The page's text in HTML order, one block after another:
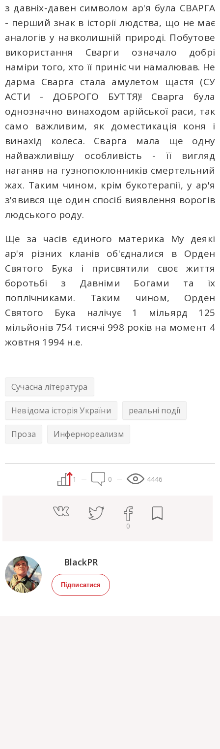
з давніх-давен символом ар'я була СВАРГА
- перший знак в історії людства, що не має
аналогів у навколишній природі. Побутове
використання Сварги означало добрі
наміри того, хто її приніс чи намалював. Не
дарма Сварга стала амулетом щастя (СУ
АСТИ - ДОБРОГО БУТТЯ)! Сварга була
однозначно винаходом арійської раси, так
само важливим, як доместикація коня і
винахід колеса. Сварга мала ще одну
найважливішу особливість - її вигляд
наганяв на гузнопоклонників смертельний
жах. Таким чином, крім букотерапії, у ар'я
з'явився ще один спосіб виявлення ворогів
людського роду.
Ще за часів єдиного материка Му деякі
ар'я різних кланів об'єдналися в Орден
Святого Бука і присвятили своє життя
боротьбі з Давніми Богами та їх
поплічниками. Таким чином, Орден
Святого Бука налічує 1 мільярд 125
мільйонів 754 тисячі 998 років на момент 4
жовтня 1994 н.е.
Сучасна література
Невідома історія України реальні події
Проза Инфернореализм
1 0 4446
0
BlackPR
Підписатися